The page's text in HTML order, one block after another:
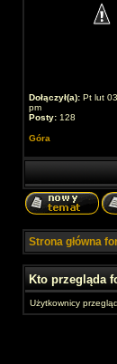
Dołączył(a): Pt lut
pm
Posty: 128
Góra
Strona główna
Kto przegląda
Użytkownicy